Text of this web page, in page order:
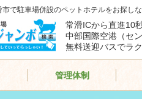
で駐車場併設のペットホテルをお探し
常滑ICから直進10
中部国際空港（セ
無料送迎バスでラク
管理体制